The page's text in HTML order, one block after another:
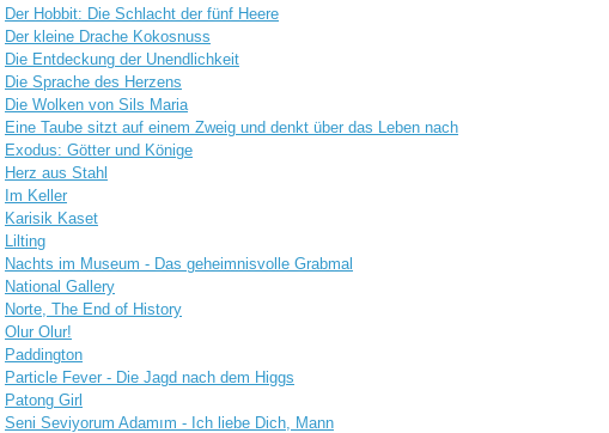
Der Hobbit: Die Schlacht der fünf Heere
Der kleine Drache Kokosnuss
Die Entdeckung der Unendlichkeit
Die Sprache des Herzens
Die Wolken von Sils Maria
Eine Taube sitzt auf einem Zweig und denkt über das Leben nach
Exodus: Götter und Könige
Herz aus Stahl
Im Keller
Karisik Kaset
Lilting
Nachts im Museum - Das geheimnisvolle Grabmal
National Gallery
Norte, The End of History
Olur Olur!
Paddington
Particle Fever - Die Jagd nach dem Higgs
Patong Girl
Seni Seviyorum Adamım - Ich liebe Dich, Mann